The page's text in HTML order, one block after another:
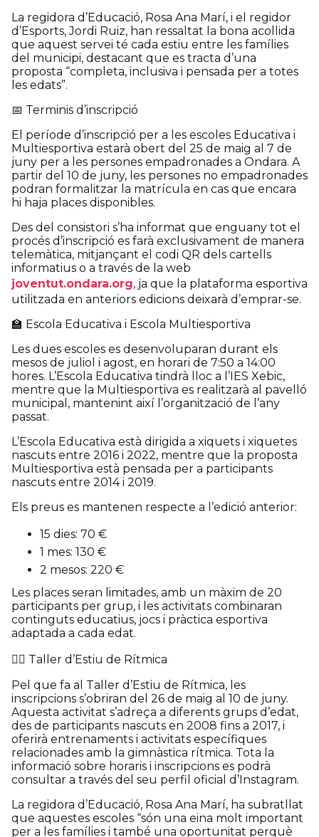
La regidora d’Educació, Rosa Ana Marí, i el regidor
d’Esports, Jordi Ruiz, han ressaltat la bona acollida
que aquest servei té cada estiu entre les famílies
del municipi, destacant que es tracta d’una
proposta “completa, inclusiva i pensada per a totes
les edats”.
📅 Terminis d’inscripció
El període d’inscripció per a les escoles Educativa i
Multiesportiva estarà obert del 25 de maig al 7 de
juny per a les persones empadronades a Ondara. A
partir del 10 de juny, les persones no empadronades
podran formalitzar la matrícula en cas que encara
hi haja places disponibles.
Des del consistori s’ha informat que enguany tot el
procés d’inscripció es farà exclusivament de manera
telemàtica, mitjançant el codi QR dels cartells
informatius o a través de la web
joventut.ondara.org, ja que la plataforma esportiva
utilitzada en anteriors edicions deixarà d’emprar-se.
🏫 Escola Educativa i Escola Multiesportiva
Les dues escoles es desenvoluparan durant els
mesos de juliol i agost, en horari de 7:50 a 14:00
hores. L’Escola Educativa tindrà lloc a l’IES Xebic,
mentre que la Multiesportiva es realitzarà al pavelló
municipal, mantenint així l’organització de l’any
passat.
L’Escola Educativa està dirigida a xiquets i xiquetes
nascuts entre 2016 i 2022, mentre que la proposta
Multiesportiva està pensada per a participants
nascuts entre 2014 i 2019.
Els preus es mantenen respecte a l’edició anterior:
15 dies: 70 €
1 mes: 130 €
2 mesos: 220 €
Les places seran limitades, amb un màxim de 20
participants per grup, i les activitats combinaran
continguts educatius, jocs i pràctica esportiva
adaptada a cada edat.
🤸‍♀️ Taller d’Estiu de Rítmica
Pel que fa al Taller d’Estiu de Rítmica, les
inscripcions s’obriran del 26 de maig al 10 de juny.
Aquesta activitat s’adreça a diferents grups d’edat,
des de participants nascuts en 2008 fins a 2017, i
oferirà entrenaments i activitats específiques
relacionades amb la gimnàstica rítmica. Tota la
informació sobre horaris i inscripcions es podrà
consultar a través del seu perfil oficial d’Instagram.
La regidora d’Educació, Rosa Ana Marí, ha subratllat
que aquestes escoles “són una eina molt important
per a les famílies i també una oportunitat perquè